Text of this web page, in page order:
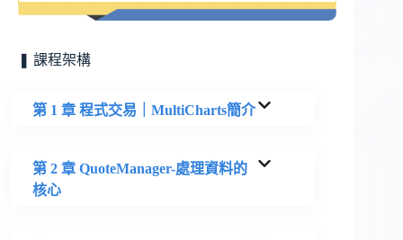
❚ 課程架構
第 1 章 程式交易｜MultiCharts簡介
第 2 章 QuoteManager-處理資料的
核心